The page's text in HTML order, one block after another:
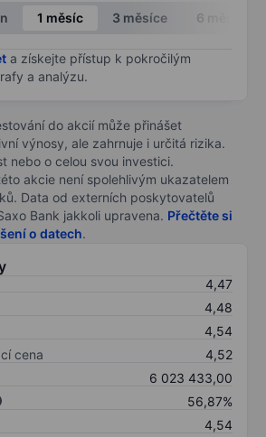
chart.
1 měsíc 3 měsíce 6 měsíců
a získejte přístup k pokročilým
a analýzu.
do akcií může přinášet
výnosy, ale zahrnuje i určitá rizika.
nebo o celou svou investici.
akcie není spolehlivým ukazatelem
Data od externích poskytovatelů
Bank jakkoli upravena. Přečtěte si
o datech.
4,47
4,48
4,54
cena
4,52
6 023 433,00
56,87%
4,54